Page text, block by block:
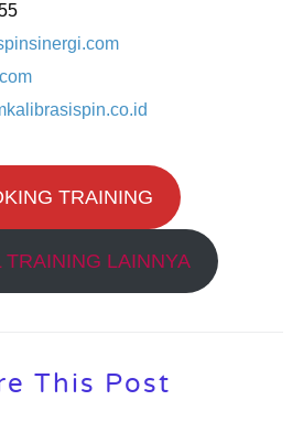
TRAINING
TRAINING LAINNYA
This Post